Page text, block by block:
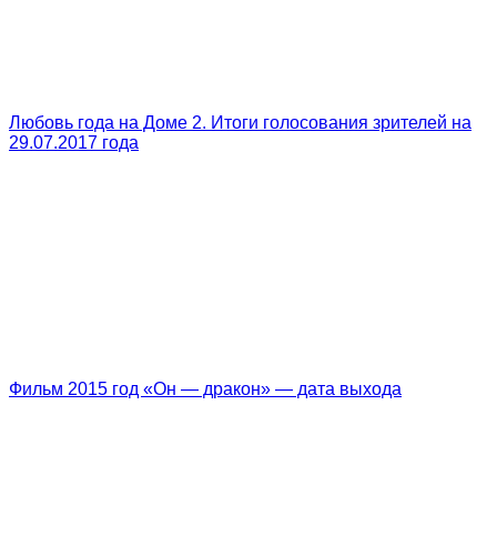
Любовь года на Доме 2. Итоги голосования зрителей на
29.07.2017 года
Фильм 2015 год «Он — дракон» — дата выхода